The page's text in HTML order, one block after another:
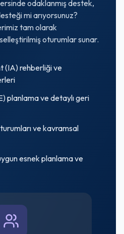
odaklanmış destek,
mi arıyorsunuz?
tam olarak
oturumlar sunar.
(IA) rehberliği ve
planlama ve detaylı geri
ve kavramsal
esnek planlama ve